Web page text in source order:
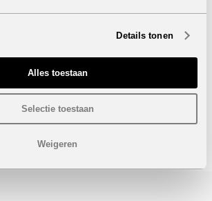
Details tonen
Alles toestaan
Selectie toestaan
Weigeren
van eventuele prijswijzigingen.